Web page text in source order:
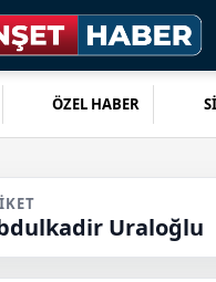
ÖZEL HABER
Uraloğlu